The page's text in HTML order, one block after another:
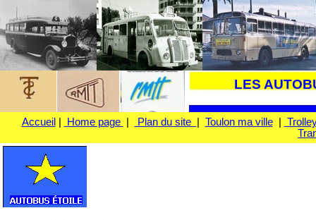
LES
Accueil Home page Plan du site Toulon ma ville|